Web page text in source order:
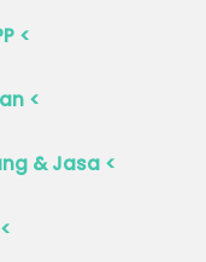
<
<
& Jasa <